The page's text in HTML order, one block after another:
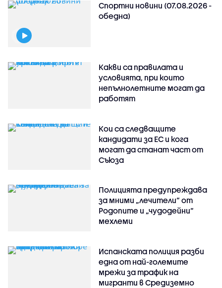
Спортни новини (07.08.2026 -
обедна)
Какви са правилата и
условията, при които
непълнолетните могат да
работят
Кои са следващите
кандидати за ЕС и кога
могат да станат част от
Съюза
Полицията предупреждава
за мними „лечители“ от
Родопите и „чудодейни“
мехлеми
Испанската полиция разби
една от най-големите
мрежи за трафик на
мигранти в Средиземно